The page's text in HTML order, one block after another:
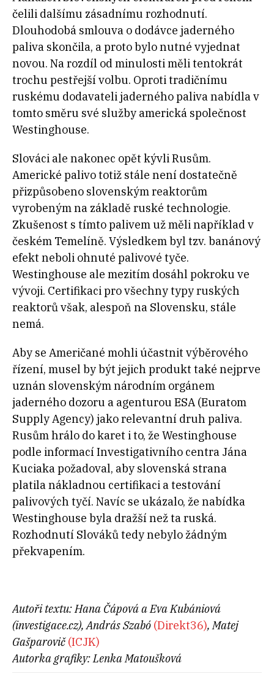
čelili dalšímu zásadnímu rozhodnutí.
Dlouhodobá smlouva o dodávce jaderného
paliva skončila, a proto bylo nutné vyjednat
novou. Na rozdíl od minulosti měli tentokrát
trochu pestřejší volbu. Oproti tradičnímu
ruskému dodavateli jaderného paliva nabídla v
tomto směru své služby americká společnost
Westinghouse.
Slováci ale nakonec opět kývli Rusům.
Americké palivo totiž stále není dostatečně
přizpůsobeno slovenským reaktorům
vyrobeným na základě ruské technologie.
Zkušenost s tímto palivem už měli například v
českém Temelíně. Výsledkem byl tzv. banánový
efekt neboli ohnuté palivové tyče.
Westinghouse ale mezitím dosáhl pokroku ve
vývoji. Certifikaci pro všechny typy ruských
reaktorů však, alespoň na Slovensku, stále
nemá.
Aby se Američané mohli účastnit výběrového
řízení, musel by být jejich produkt také nejprve
uznán slovenským národním orgánem
jaderného dozoru a agenturou ESA (Euratom
Supply Agency) jako relevantní druh paliva.
Rusům hrálo do karet i to, že Westinghouse
podle informací Investigativního centra Jána
Kuciaka požadoval, aby slovenská strana
platila nákladnou certifikaci a testování
palivových tyčí. Navíc se ukázalo, že nabídka
Westinghouse byla dražší než ta ruská.
Rozhodnutí Slováků tedy nebylo žádným
překvapením.
Autoři textu: Hana Čápová a Eva Kubániová
(investigace.cz), András Szabó (Direkt36), Matej
Gašparovič(ICJK)
Autorka grafiky: Lenka Matoušková